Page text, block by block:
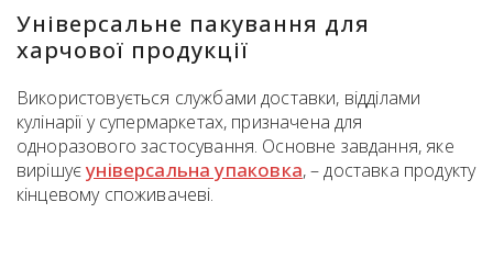
Універсальне пакування для
харчової продукції
Використовується службами доставки, відділами
кулінарії у супермаркетах, призначена для
одноразового застосування. Основне завдання, яке
вирішуєуніверсальна упаковка, – доставка продукту
кінцевому споживачеві.